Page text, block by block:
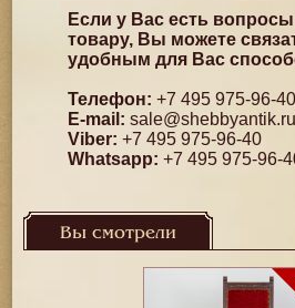
Если у Вас есть
товару, Вы можете
удобным для Вас
Телефон: +7 495 975-96-40
E-mail: sale@shebbyantik.ru
Viber: +7 495 975-96-40
Whatsapp: +7 495 975-96-
Вы смотрели